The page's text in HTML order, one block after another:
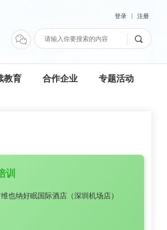
登录 注册
教育 合作企业 专题活动
也纳好眠国际酒店（深圳机场店）